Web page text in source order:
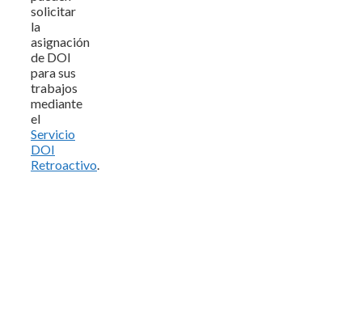
solicitar
la
asignación
de DOI
para sus
trabajos
mediante
el
Servicio
DOI
Retroactivo.